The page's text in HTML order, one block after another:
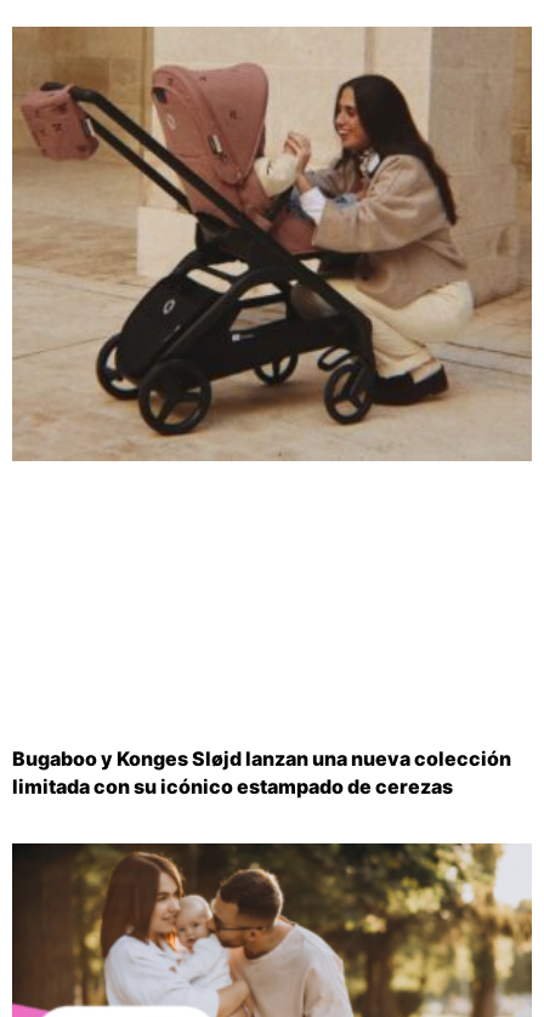
Bugaboo y Konges Sløjd lanzan una nueva colección
limitada con su icónico estampado de cerezas